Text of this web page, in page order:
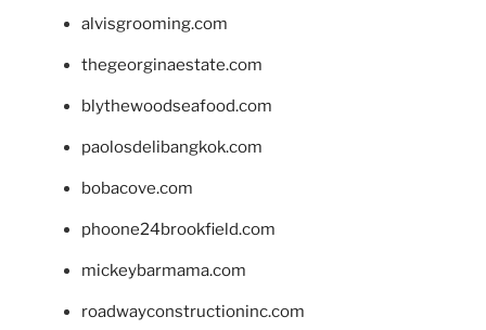
alvisgrooming.com
thegeorginaestate.com
blythewoodseafood.com
paolosdelibangkok.com
bobacove.com
phoone24brookfield.com
mickeybarmama.com
roadwayconstructioninc.com